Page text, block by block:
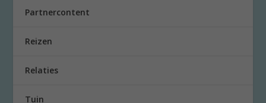
Partnercontent
Reizen
Relaties
Tuin